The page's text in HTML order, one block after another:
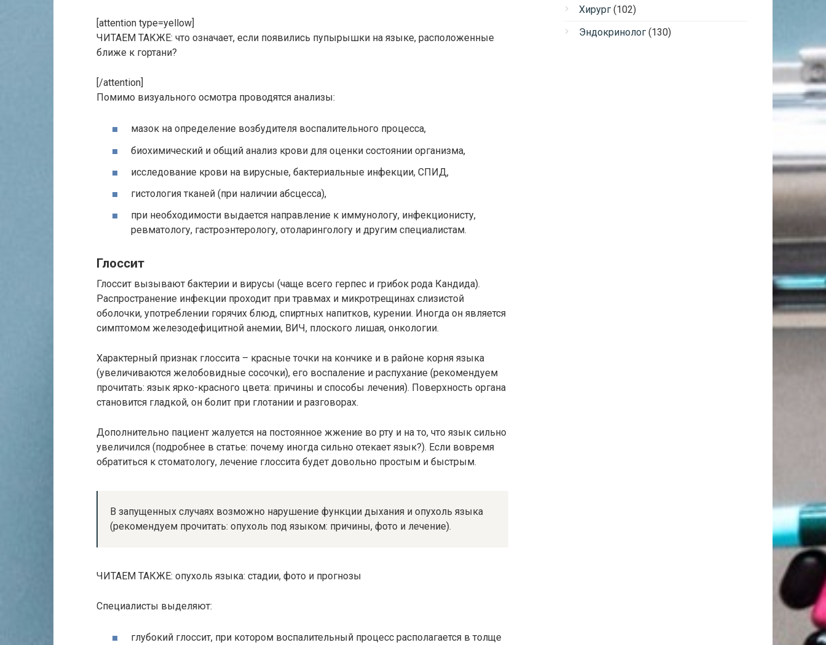
[attention type=yellow]
ЧИТАЕМ ТАКЖЕ: что означает, если появились пупырышки на языке, расположенные
ближе к гортани?
[/attention]
Помимо визуального осмотра проводятся анализы:
мазок на определение возбудителя воспалительного процесса,
биохимический и общий анализ крови для оценки состоянии организма,
исследование крови на вирусные, бактериальные инфекции, СПИД,
гистология тканей (при наличии абсцесса),
при необходимости выдается направление к иммунологу, инфекционисту,
ревматологу, гастроэнтерологу, отоларингологу и другим специалистам.
Глоссит
Глоссит вызывают бактерии и вирусы (чаще всего герпес и грибок рода Кандида).
Распространение инфекции проходит при травмах и микротрещинах слизистой
оболочки, употреблении горячих блюд, спиртных напитков, курении. Иногда он является
симптомом железодефицитной анемии, ВИЧ, плоского лишая, онкологии.
Характерный признак глоссита – красные точки на кончике и в районе корня языка
(увеличиваются желобовидные сосочки), его воспаление и распухание (рекомендуем
прочитать: язык ярко-красного цвета: причины и способы лечения). Поверхность органа
становится гладкой, он болит при глотании и разговорах.
Дополнительно пациент жалуется на постоянное жжение во рту и на то, что язык сильно
увеличился (подробнее в статье: почему иногда сильно отекает язык?). Если вовремя
обратиться к стоматологу, лечение глоссита будет довольно простым и быстрым.
В запущенных случаях возможно нарушение функции дыхания и опухоль языка
(рекомендуем прочитать: опухоль под языком: причины, фото и лечение).
ЧИТАЕМ ТАКЖЕ: опухоль языка: стадии, фото и прогнозы
Специалисты выделяют:
глубокий глоссит, при котором воспалительный процесс располагается в толще
Хирург (102)
Эндокринолог (130)